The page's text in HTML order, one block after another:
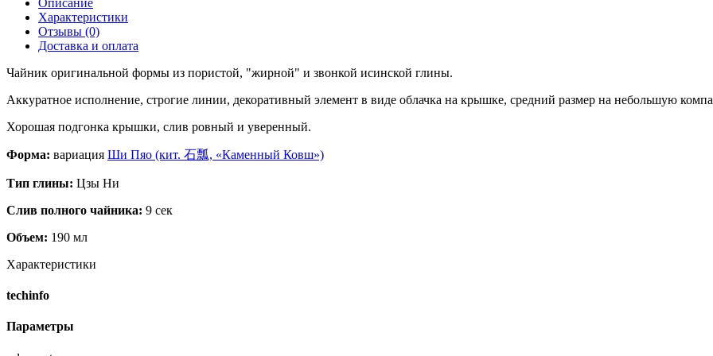
Характеристики
Отзывы (0)
Доставка и оплата
Чайник оригинальной формы из пористой, "жирной" и звонкой исинской глины.
Аккуратное исполнение, строгие линии, декоративный элемент в виде облачка на крышке, средний размер на небольшую
Хорошая подгонка крышки, слив ровный и уверенный.
Форма: вариация Ши Пяо (кит. 石瓢, «Каменный Ковш»)
Тип глины: Цзы Ни
Слив полного чайника: 9 сек
Объем: 190 мл
Характеристики
techinfo
Параметры